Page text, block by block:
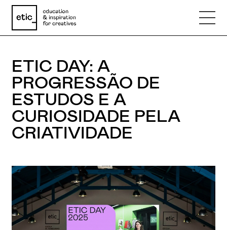
Nome
Email
Telefone
Motivo
Mensagem
ETIC DAY: A
PROGRESSÃO DE
ESTUDOS E A
CURIOSIDADE PELA
CRIATIVIDADE